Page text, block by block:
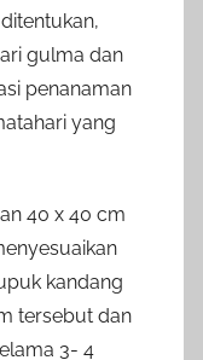
gulma dan
penanaman
yang
40 x 40 cm
kandang
tersebut dan
3- 4